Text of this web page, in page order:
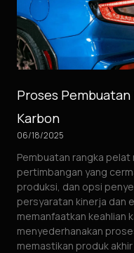
Proses
Karbon
06/18/2025
Pembuatan rangka
pertimbangan yang
produksi, dan opsi
persyaratan kinerja dan
memanfaatkan keahlian
menyederhanakan
memastikan produk